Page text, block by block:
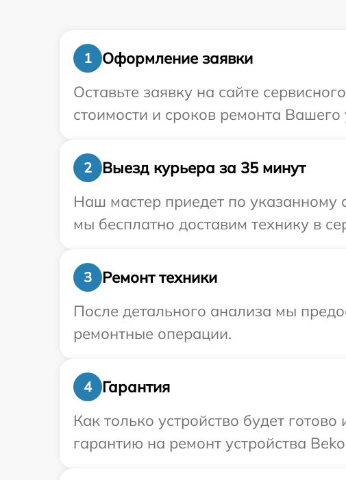
1
Оформление заявки
Оставьте заявку на сайте
стоимости и сроков ремонта Вашего
2
Выезд курьера за 35 минут
Наш мастер приедет по указанному
мы бесплатно доставим технику в
3
Ремонт техники
После детального анализа мы
ремонтные операции.
4
Гарантия
Как только устройство будет
гарантию на ремонт устройства